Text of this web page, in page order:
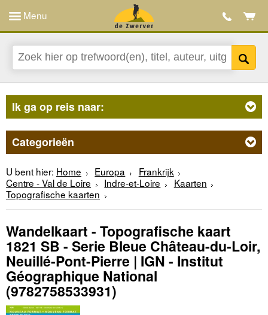
Menu
Ik ga op reis naar:
Categorieën
U bent hier: Home Europa
Frankrijk
Centre - Val de Loire
Indre-et-Loire
Kaarten
Topografische kaarten
Wandelkaart - Topografische kaart
1821 SB - Serie Bleue Château-du-Loir,
Neuillé-Pont-Pierre | IGN - Institut
Géographique National
(9782758533931)